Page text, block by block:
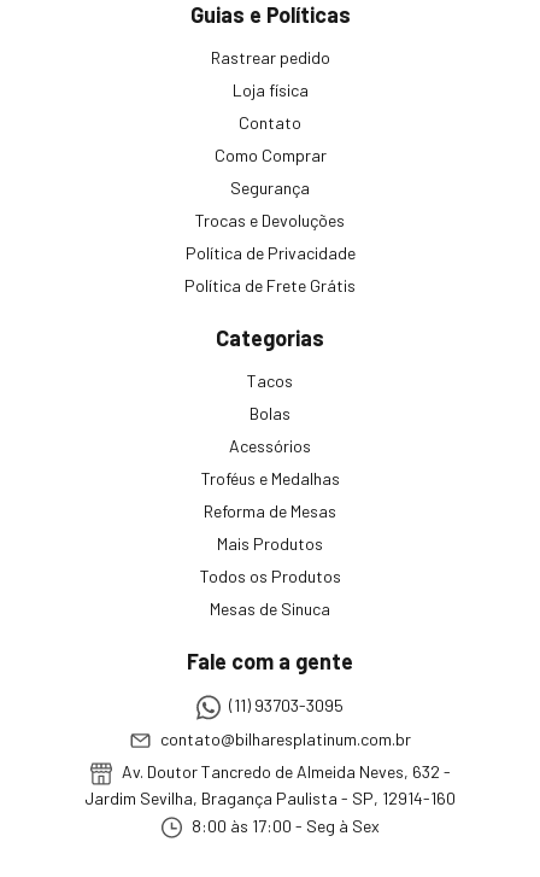
Guias e Políticas
Rastrear pedido
Loja física
Contato
Como Comprar
Segurança
Trocas e Devoluções
Política de Privacidade
Política de Frete Grátis
Categorias
Tacos
Bolas
Acessórios
Troféus e Medalhas
Reforma de Mesas
Mais Produtos
Todos os Produtos
Mesas de Sinuca
Fale com a gente
(11) 93703-3095
contato@bilharesplatinum.com.br
Av. Doutor Tancredo de Almeida Neves, 632 -
Jardim Sevilha, Bragança Paulista - SP, 12914-160
8:00 às 17:00 - Seg à Sex